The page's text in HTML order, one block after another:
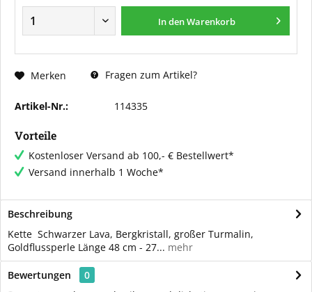
In denWarenkorb
Merken Fragen zum Artikel?
Artikel-Nr.: 114335
Vorteile
Kostenloser Versand ab 100,- € Bestellwert*
Versand innerhalb 1 Woche*
Beschreibung
Kette Schwarzer Lava, Bergkristall, großer Turmalin,
Goldflussperle Länge 48 cm - 27... mehr
Bewertungen
0